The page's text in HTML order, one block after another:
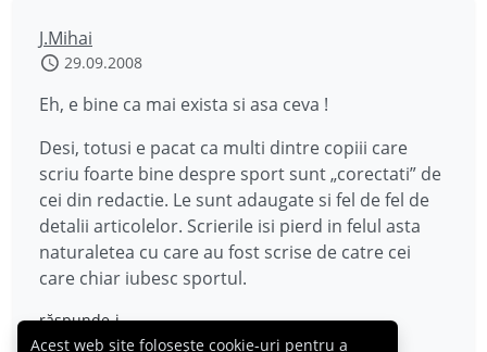
J.Mihai
29.09.2008
Eh, e bine ca mai exista si asa ceva !
Desi, totusi e pacat ca multi dintre copiii care
scriu foarte bine despre sport sunt „corectati” de
cei din redactie. Le sunt adaugate si fel de fel de
detalii articolelor. Scrierile isi pierd in felul asta
naturaletea cu care au fost scrise de catre cei
care chiar iubesc sportul.
răspunde-i
Acest web site folosește cookie-uri pentru a